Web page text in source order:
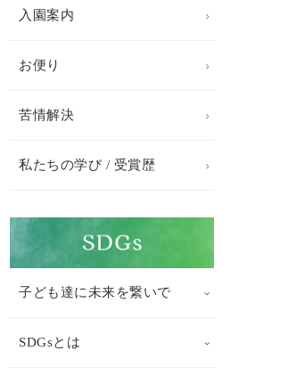
入園案内
お便り
苦情解決
私たちの学び / 受賞歴
子ども達に未来を繋いで
SDGsとは